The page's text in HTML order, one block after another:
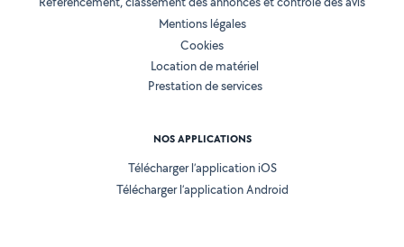
Mentions légales
Cookies
Location de matériel
Prestation de services
NOS APPLICATIONS
Télécharger l’application iOS
Télécharger l’application Android